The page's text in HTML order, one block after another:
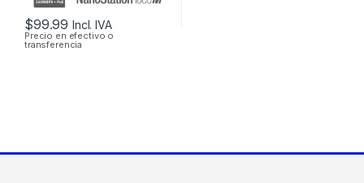
$99.99 Incl. IVA
Precio en efectivo o
transferencia